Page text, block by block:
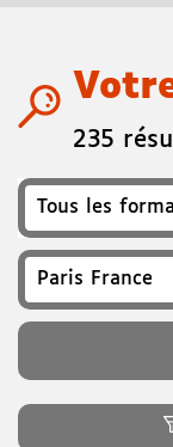
235
Format
Recherchez un